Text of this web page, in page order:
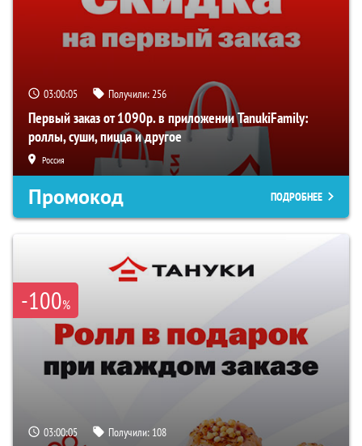
03:00:05 Получили:256
Первый заказ от 1090р. в приложении TanukiFamily:
роллы, суши, пицца и другое
Россия
Промокод ПОДРОБНЕЕ
-100%
03:00:05 Получили: 108